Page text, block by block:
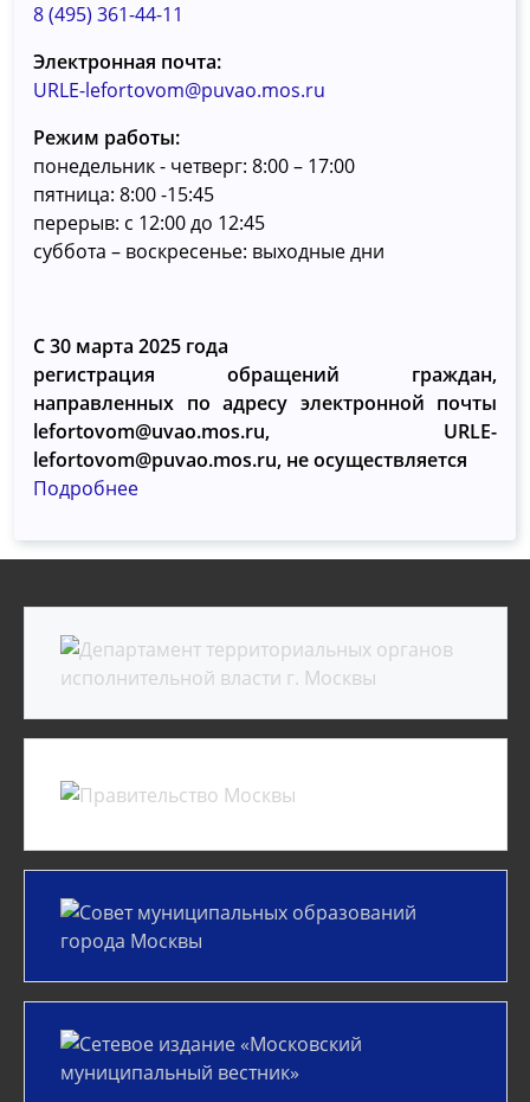
8 (495) 361-44-11
Электронная почта:
URLE-lefortovom@puvao.mos.ru
Режим работы:
понедельник - четверг: 8:00 – 17:00
пятница: 8:00 -15:45
перерыв: с 12:00 до 12:45
суббота – воскресенье: выходные дни
С 30 марта 2025 года
регистрация обращений граждан,
направленных по адресу электронной почты
lefortovom@uvao.mos.ru, URLE-
lefortovom@puvao.mos.ru, не осуществляется
Подробнее